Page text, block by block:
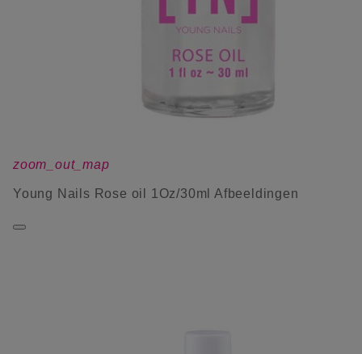
zoom_out_map
Young Nails Rose oil 1Oz/30ml Afbeeldingen